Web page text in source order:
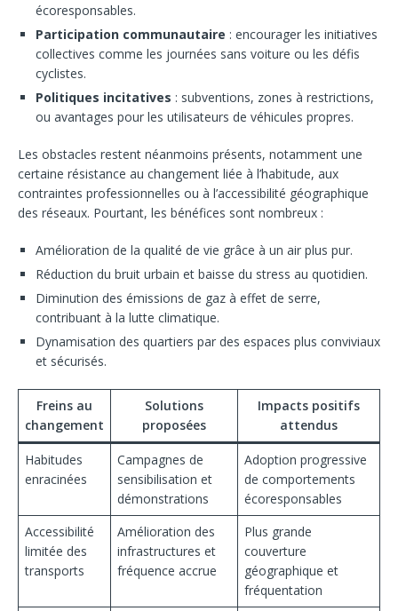
écoresponsables.
Participation communautaire : encourager les initiatives
collectives comme les journées sans voiture ou les défis
cyclistes.
Politiques incitatives : subventions, zones à restrictions,
ou avantages pour les utilisateurs de véhicules propres.
Les obstacles restent néanmoins présents, notamment une
certaine résistance au changement liée à l’habitude, aux
contraintes professionnelles ou à l’accessibilité géographique
des réseaux. Pourtant, les bénéfices sont nombreux :
Amélioration de la qualité de vie grâce à un air plus pur.
Réduction du bruit urbain et baisse du stress au quotidien.
Diminution des émissions de gaz à effet de serre,
contribuant à la lutte climatique.
Dynamisation des quartiers par des espaces plus conviviaux
et sécurisés.
Freins au
changement
Solutions
proposées
Impacts positifs
attendus
Habitudes
enracinées
Campagnes de
sensibilisation et
démonstrations
Adoption progressive
de comportements
écoresponsables
Accessibilité
limitée des
transports
Amélioration des
infrastructures et
fréquence accrue
Plus grande
couverture
géographique et
fréquentation